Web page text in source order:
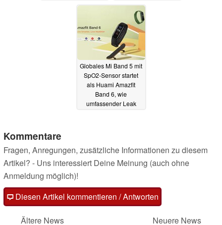
Globales Mi Band 5 mit
SpO2-Sensor startet
als Huami Amazfit
Band 6, wie
umfassender Leak
Kommentare
Fragen, Anregungen, zusätzliche Informationen zu diesem
Artikel? - Uns interessiert Deine Meinung (auch ohne
Anmeldung möglich)!
Diesen Artikel kommentieren / Antworten
Ältere News
Neuere News